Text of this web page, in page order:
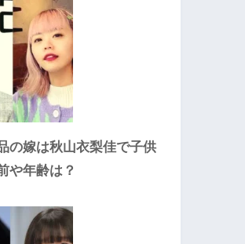
の嫁は秋山衣梨佳で子供
や年齢は？